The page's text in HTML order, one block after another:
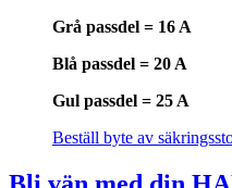
Grå passdel = 16 A
Blå passdel = 20 A
Gul passdel = 25 A
Beställ byte av